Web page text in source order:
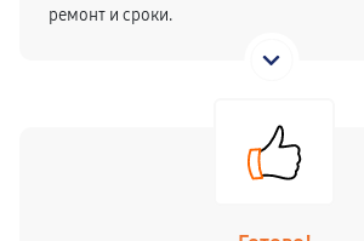
ремонт и сроки.